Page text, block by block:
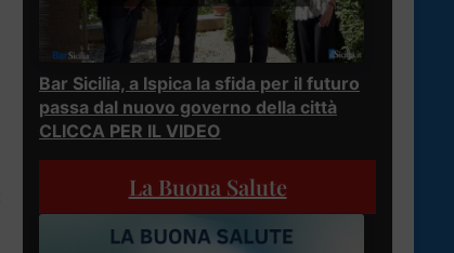
Bar Sicilia, a Ispica la sfida per il futuro
passa dal nuovo governo della città
CLICCA PER IL VIDEO
La Buona Salute